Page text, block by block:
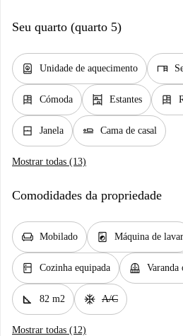
Seu quarto (quarto 5)
water_heater Unidade de aquecimento desk
dresser Cómoda shelves Estantes dresser
window_closed Janela airline_seat_flat Cama de casal
Mostrar todas (13)
Comodidades da propriedade
chair Mobilado local_laundry_service Máquina de lavar
kitchen Cozinha equipada balcony Varanda
square_foot 82 m2 ac_unit A/C
Mostrar todas (12)